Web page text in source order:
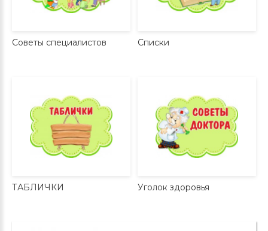
Советы специалистов Списки
ТАБЛИЧКИ Уголок здоровья